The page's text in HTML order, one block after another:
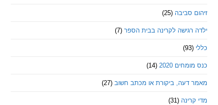
סביבה (25)
לקרינה בבית הספר (7)
2020
(14)
ביקורת או מכתב חשוב (27)
(31)